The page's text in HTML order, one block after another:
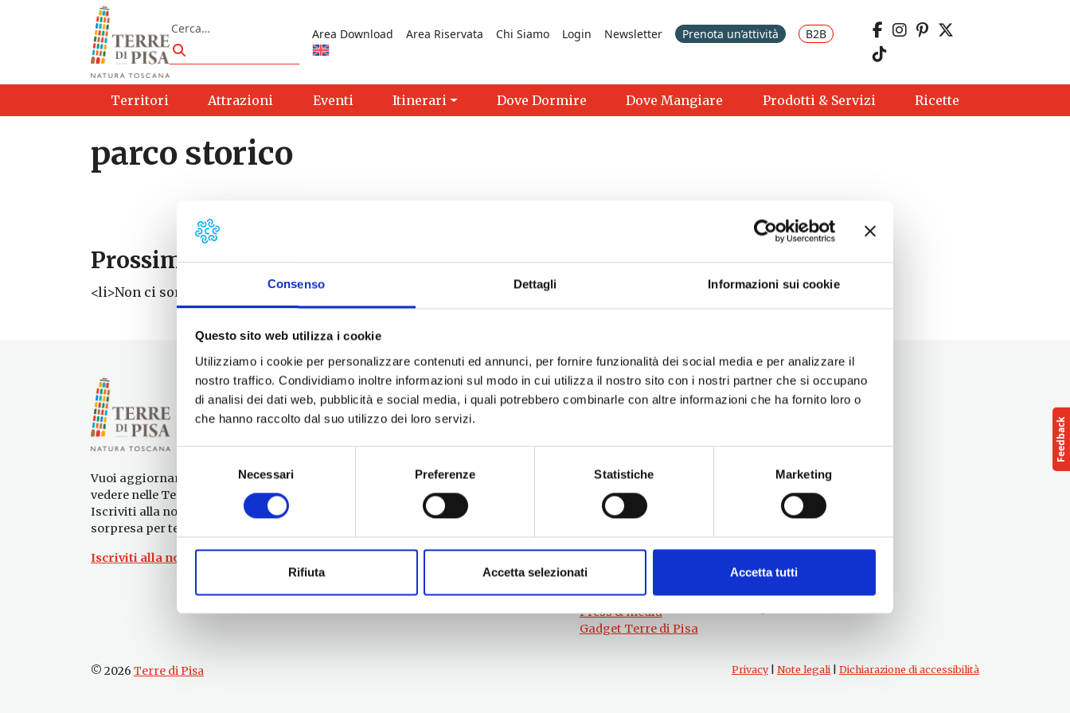
Consenso Dettagli Informazioni sui cookie
Questo sito web utilizza i cookie
Utilizziamo i cookie per personalizzare contenuti ed annunci, per fornire funzionalità dei social media e per analizzare il
nostro traffico. Condividiamo inoltre informazioni sul modo in cui utilizza il nostro sito con i nostri partner che si occupano
di analisi dei dati web, pubblicità e social media, i quali potrebbero combinarle con altre informazioni che ha fornito loro o
che hanno raccolto dal suo utilizzo dei loro servizi.
del
Necessari Preferenze Statistiche Marketing
Rifiuta Accetta selezionati Accetta tutti
Vai al contenuto
Cerca
Cerca
Area Download Area Riservata Chi Siamo Login Newsletter Prenota un’attività B2B
Territori Attrazioni Eventi Itinerari Dove Dormire Dove Mangiare Prodotti & Servizi Ricette
parco storico
Prossimi eventi
<li>Non ci sono eventi con questo tag</li>
Vuoi aggiornamenti su cosa fare e cosa
vedere nelle Terre di Pisa?
Iscriviti alla nostra newsletter! Subito una
sorpresa per te!
Iscriviti alla nostra Newsletter!
Per informazioni
Servizio Promozione e Sviluppo delle
Ufficio Internazionalizzazione,
Turismo e Beni Culturali
turismo@tno.camcom.it
#lemieTerrediPisa
Esperienze
Territori
Prodotti e Servizi
Chi Siamo
Press & media
Gadget Terre di Pisa
Seguici su
© 2026 Terre di Pisa Privacy| Note legali Dichiarazione di accessibilità